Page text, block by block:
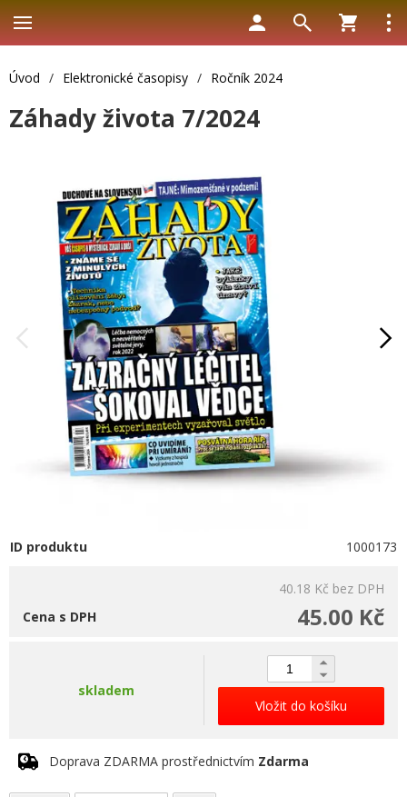
Úvod / Elektronické časopisy / Ročník 2024
Záhady života 7/2024
ID produktu 1000173
40.18 Kč bez DPH
45.00 Kč
Cena s DPH
skladem
Vložit do košíku
Doprava ZDARMA prostřednictvím Zdarma